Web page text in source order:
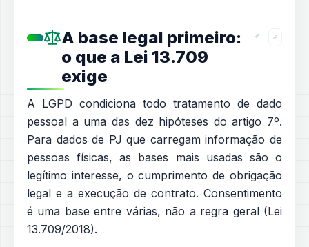
A base legal primeiro:
o que a Lei 13.709
exige
A LGPD condiciona todo tratamento de dado
pessoal a uma das dez hipóteses do artigo 7º.
Para dados de PJ que carregam informação de
pessoas físicas, as bases mais usadas são o
legítimo interesse, o cumprimento de obrigação
legal e a execução de contrato. Consentimento
é uma base entre várias, não a regra geral (Lei
13.709/2018).